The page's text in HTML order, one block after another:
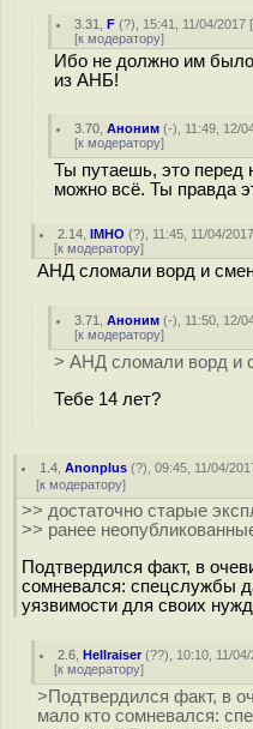
3.31 ,F (?), 15:41, 11/04/2017 [
[к модератору]
Ибо не должно им
из АНБ!
3.70 ,Аноним (-), 11:49, 12/
[к модератору]
Ты путаешь, это
можно всё. Ты правда
2.14 ,IMHO (?), 11:45, 11/04/
[к модератору]
АНД сломали ворд и
3.71 ,Аноним (-), 11:50, 12/
[к модератору]
> АНД сломали ворд и
Тебе 14 лет?
1.4 ,Anonplus (?), 09:45, 11/04/
[к модератору]
>> достаточно старые
>> ранее
Подтвердился факт, в
сомневался: спецслужбы
уязвимости для своих
2.6 ,Hellraiser(??), 10:10, 11/
[к модератору]
>Подтвердился факт, в
мало кто сомневался: